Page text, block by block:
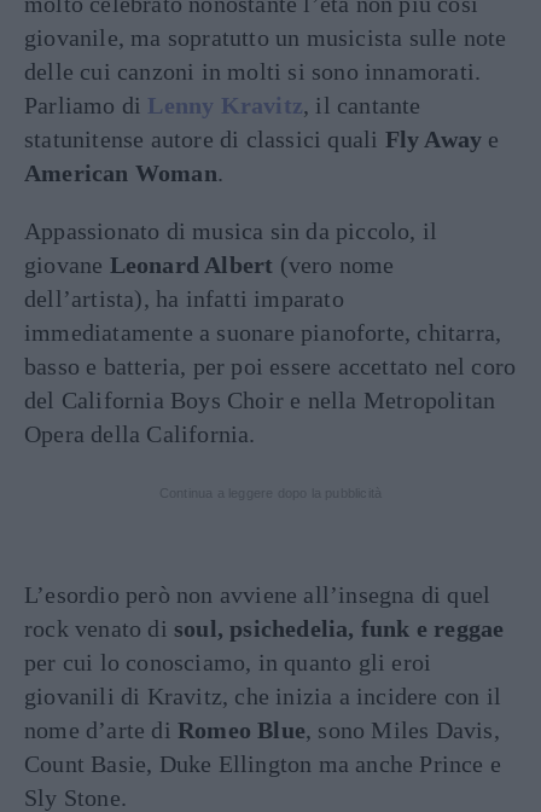
giovanile, ma sopratutto un musicista sulle note
delle cui canzoni in molti si sono innamorati.
Parliamo di Lenny Kravitz, il cantante
statunitense autore di classici quali Fly Away e
American Woman.
Appassionato di musica sin da piccolo, il
giovane Leonard Albert (vero nome
dell’artista), ha infatti imparato
immediatamente a suonare pianoforte, chitarra,
basso e batteria, per poi essere accettato nel coro
del California Boys Choir e nella Metropolitan
Opera della California.
L’esordio però non avviene all’insegna di quel
rock venato di soul, psichedelia, funk e reggae
per cui lo conosciamo, in quanto gli eroi
giovanili di Kravitz, che inizia a incidere con il
nome d’arte di Romeo Blue, sono Miles Davis,
Count Basie, Duke Ellington ma anche Prince e
Sly Stone.